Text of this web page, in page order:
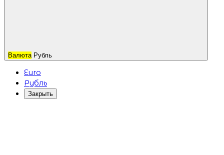
Валюта Рубль
Euro
Рубль
Закрыть